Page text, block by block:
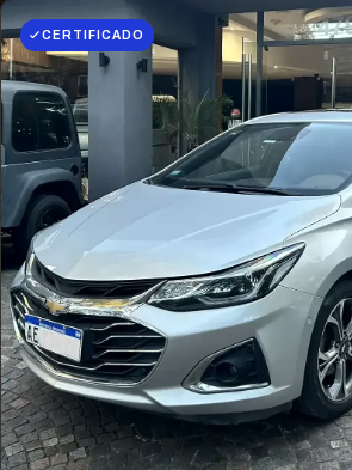
CERTIFICADO